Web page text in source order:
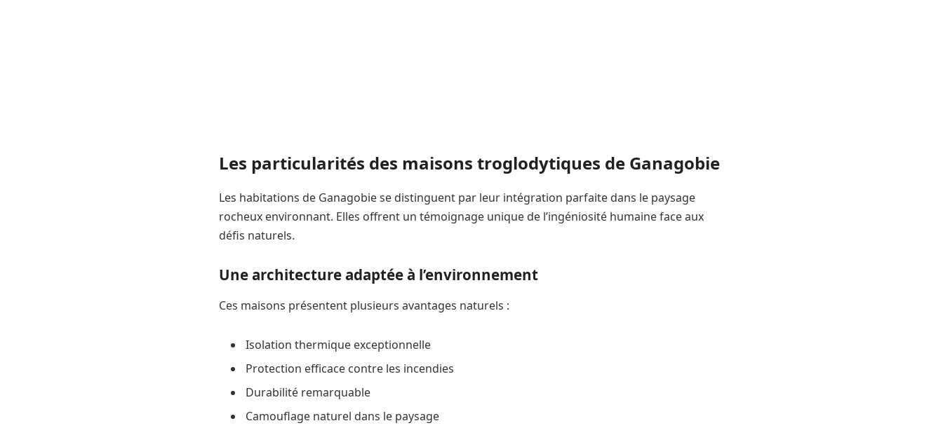
Les particularités des maisons troglodytiques de Ganagobie
Les habitations de Ganagobie se distinguent par leur intégration parfaite dans le paysage
rocheux environnant. Elles offrent un témoignage unique de l’ingéniosité humaine face aux
défis naturels.
Une architecture adaptée à l’environnement
Ces maisons présentent plusieurs avantages naturels :
Isolation thermique exceptionnelle
Protection efficace contre les incendies
Durabilité remarquable
Camouflage naturel dans le paysage